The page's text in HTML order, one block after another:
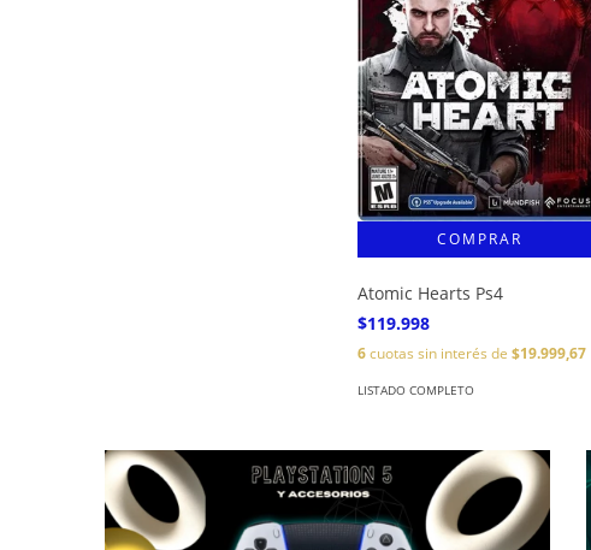
Atomic Hearts Ps4
$119.998
6cuotas sin interés de $19.999,67
LISTADO COMPLETO